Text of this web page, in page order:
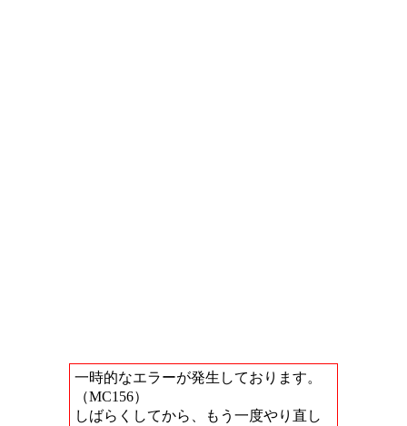
一時的なエラーが発生しております。
（MC156）
しばらくしてから、もう一度やり直し